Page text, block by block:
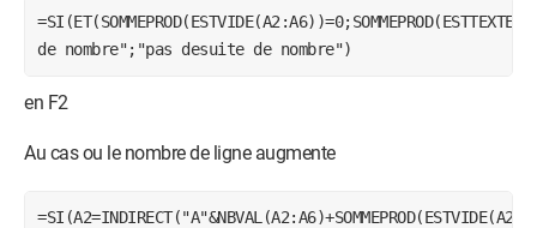
de nombre";"pas desuite de nombre")
en F2
Au cas ou le nombre de ligne augmente